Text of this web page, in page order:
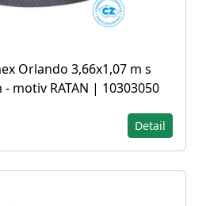
Orlando 3,66x1,07 m s
motiv RATAN | 10303050
Detail